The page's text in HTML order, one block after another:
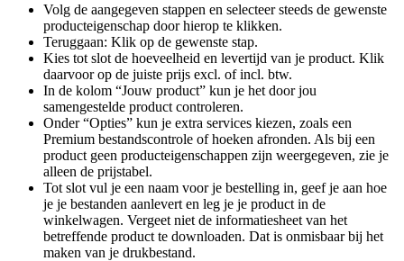
Volg de aangegeven stappen en selecteer steeds de gewenste
producteigenschap door hierop te klikken.
Teruggaan: Klik op de gewenste stap.
Kies tot slot de hoeveelheid en levertijd van je product. Klik
daarvoor op de juiste prijs excl. of incl. btw.
In de kolom “Jouw product” kun je het door jou
samengestelde product controleren.
Onder “Opties” kun je extra services kiezen, zoals een
Premium bestandscontrole of hoeken afronden. Als bij een
product geen producteigenschappen zijn weergegeven, zie je
alleen de prijstabel.
Tot slot vul je een naam voor je bestelling in, geef je aan hoe
je je bestanden aanlevert en leg je je product in de
winkelwagen. Vergeet niet de informatiesheet van het
betreffende product te downloaden. Dat is onmisbaar bij het
maken van je drukbestand.